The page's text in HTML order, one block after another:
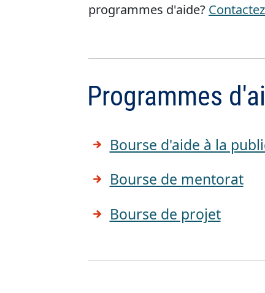
programmes d'aide?
Programmes
Bourse d'aide à la
Bourse de mentorat
Bourse de projet